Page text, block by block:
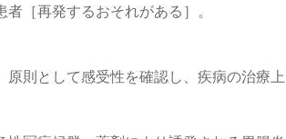
［再発するおそれがある］。
則として感受性を確認し、疾病の治療上